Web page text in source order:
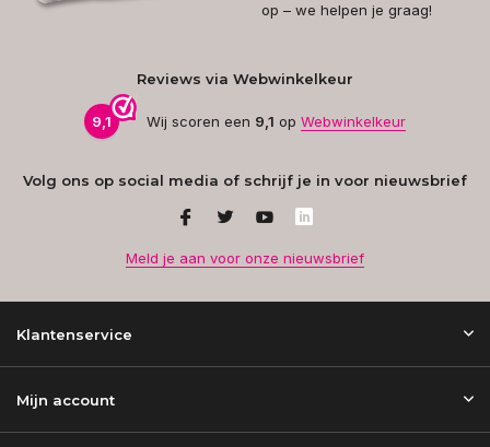
op – we helpen je graag!
Reviews via Webwinkelkeur
9,1 Wij scoren een 9,1 op Webwinkelkeur
Volg ons op social media of schrijf je in voor nieuwsbrief
Meld je aan voor onze nieuwsbrief
Klantenservice
Mijn account